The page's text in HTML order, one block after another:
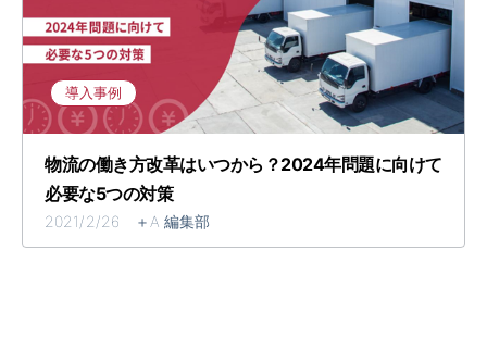
導入事例
​​物流の働き方改革はいつから？2024年問題に向けて
必要な5つの対策​
2021/2/26 ＋A 編集部